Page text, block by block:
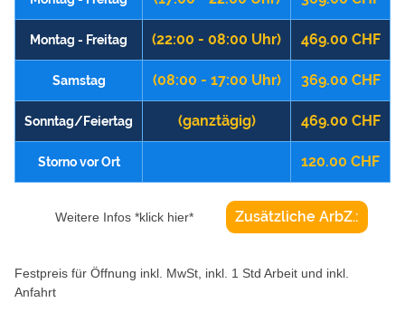
Montag - Freitag (22:00 - 08:00 Uhr) 469.00 CHF
Samstag (08:00 - 17:00 Uhr) 369.00 CHF
Sonntag/Feiertag (ganztägig) 469.00 CHF
Storno vor Ort 120.00 CHF
Weitere Infos *klick hier* Zusätzliche ArbZ.:
Festpreis für Öffnung inkl. MwSt, inkl. 1 Std Arbeit und inkl.
Anfahrt